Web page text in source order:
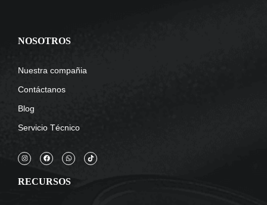
NOSOTROS
Nuestra compañia
Contáctanos
Blog
Servicio Técnico
RECURSOS